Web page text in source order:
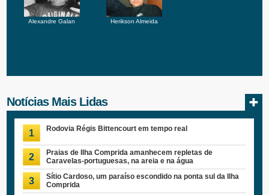
Alexandre Galan Herikson Almeida
Notícias Mais Lidas
1 Rodovia Régis Bittencourt em tempo real
2
Praias de Ilha Comprida amanhecem repletas de
Caravelas-portuguesas, na areia e na água
3
Sítio Cardoso, um paraíso escondido na ponta sul da Ilha
Comprida